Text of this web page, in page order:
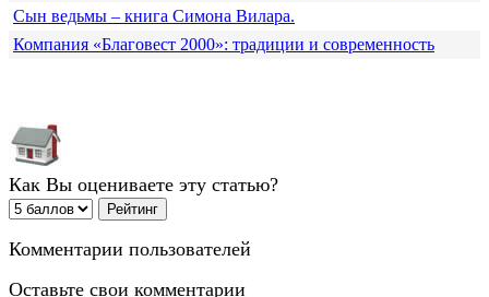
Сын ведьмы – книга Симона Вилара.
Компания «Благовест 2000»: традиции и современность
Как Вы оцениваете эту статью?
Комментарии пользователей
Оставьте свои комментарии